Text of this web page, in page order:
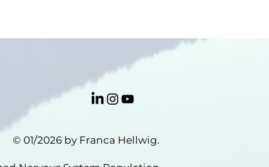
© 01/2026 by Franca Hellwig.